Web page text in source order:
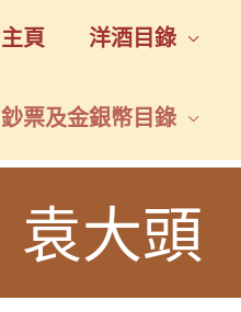
主頁 洋酒目錄
鈔票及金銀幣目錄
袁大頭